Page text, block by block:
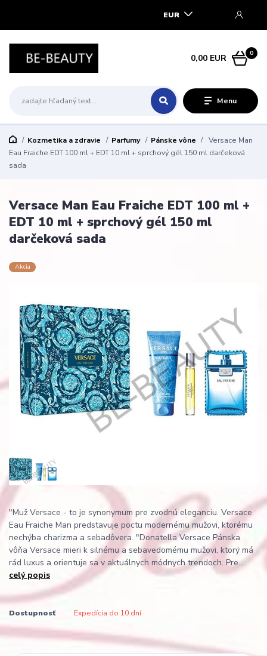
Menu
EUR
0
0,00 EUR
Kozmetika a zdravie Parfumy Pánske vône
Versace Man
Eau Fraiche EDT 100 ml + EDT 10 ml + sprchový gél 150 ml darčeková
sada
Versace Man Eau Fraiche EDT 100 ml +
EDT 10 ml + sprchový gél 150 ml
darčeková sada
Akcia
"Muž Versace - to je synonymum pre zvodnú eleganciu. Versace
Eau Fraiche Man predstavuje poctu modernému mužovi, ktorému
nechýba charizma a sebadôvera. "Donatella Versace Pánska
vôňa Versace mieri k silnému a sebavedomému mužovi, ktorý má
rád luxus a orientuje sa v aktuálnych módnych trendoch. Pre...
celý popis
Dostupnosť Expedícia do 10 dní